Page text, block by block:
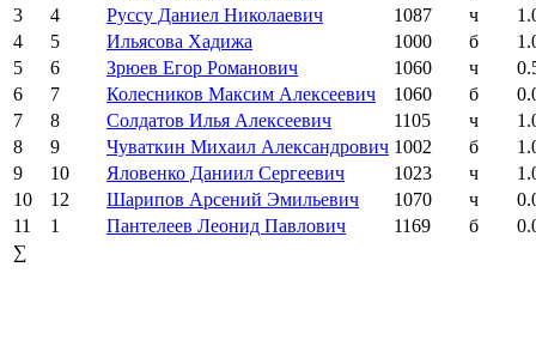
3
4 Руссу Даниел Николаевич 1087 ч
4
5 Ильясова Хадижа 1000 б
5
6 Зрюев Егор Романович 1060 ч
6
7 Колесников Максим Алексеевич 1060 б
7
8 Солдатов Илья Алексеевич 1105 ч
8
9 Чуваткин Михаил Александрович 1002 б
9
10 Яловенко Даниил Сергеевич 1023 ч
10
12 Шарипов Арсений Эмильевич 1070 ч
11
1 Пантелеев Леонид Павлович 1169 б
∑